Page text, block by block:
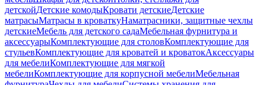
детскойДетские комодыКровати детскиеДетские
матрасыМатрасы в кроваткуНаматрасники, защитные чехлы
детскиеМебель для детского садаМебельная фурнитура и
аксессуарыКомплектующие для столовКомплектующие для
стульевКомплектующие для кроватей и кроватокАксессуары
для мебелиКомплектующие для мягкой
мебелиКомплектующие для корпусной мебелиМебельная